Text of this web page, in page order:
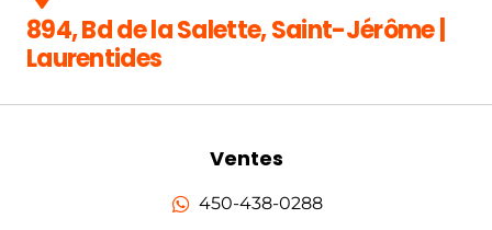
894, Bd de la Salette, Saint-Jérôme |
Laurentides
Ventes
450-438-0288